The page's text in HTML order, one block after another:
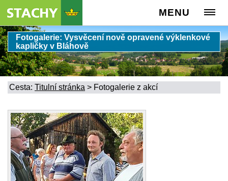
MENU
Fotogalerie: Vysvěcení nově opravené výklenkové
kapličky v Bláhově
Cesta: Titulní stránka > Fotogalerie z akcí